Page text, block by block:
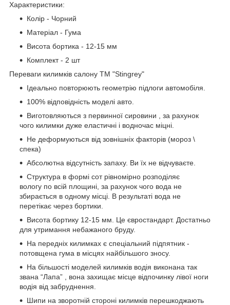
Характеристики:
Колір - Чорний
Матеріал - Гума
Висота бортика - 12-15 мм
Комплект - 2 шт
Переваги килимків салону ТМ "Stingrey"
Ідеально повторюють геометрію підлоги автомобіля.
100% відповідність моделі авто.
Виготовляються з первинної сировини , за рахунок
чого килимки дуже еластичні і водночас міцні.
Не деформуються від зовнішніх факторів (мороз \
спека)
Абсолютна відсутність запаху. Ви їх не відчуваєте.
Структура в формі сот рівномірно розподіляє
вологу по всій площині, за рахунок чого вода не
збирається в одному місці. В результаті вода не
перетікає через бортики.
Висота бортику 12-15 мм. Це євростандарт. Достатньо
для утримання небажаного бруду.
На передніх килимках є спеціальний підпятник -
потовщена гума в місцях найбільшого зносу.
На більшості моделей килимків водія виконана так
звана “Лапа” , вона захищає місце відпочинку лівої ноги
водія від забруднення.
Шипи на зворотній стороні килимків перешкоджають